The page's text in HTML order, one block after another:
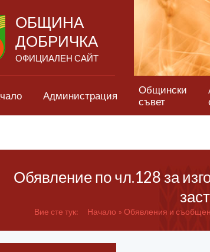
ОБЩИНА
ДОБРИЧКА
ОФИЦИАЛЕН САЙТ
Администрация
Общински
съвет
Обявление по чл.128 за
Вие сте тук: Начало Обявления и